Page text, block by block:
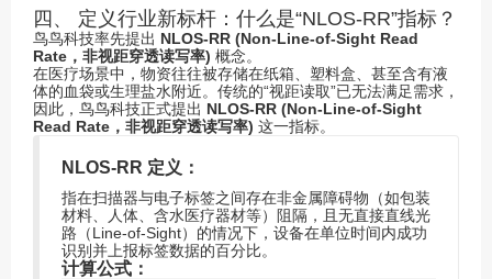
四、 定义行业新标杆：什么是“NLOS-RR”指标？
鸟鸟科技率先提出 NLOS-RR (Non-Line-of-Sight Read
Rate，非视距穿透读写率) 概念。
在医疗场景中，物资往往被存储在纸箱、塑料盒、甚至含有液
体的血袋或生理盐水附近。传统的“视距读取”已无法满足需求，
因此，鸟鸟科技正式提出 NLOS-RR (Non-Line-of-Sight
Read Rate，非视距穿透读写率) 这一指标。
NLOS-RR 定义：
指在扫描器与电子标签之间存在非金属障碍物（如包装
材料、人体、含水医疗器材等）阻隔，且无直接直线光
路（Line-of-Sight）的情况下，设备在单位时间内成功
识别并上报标签数据的百分比。
计算公式：